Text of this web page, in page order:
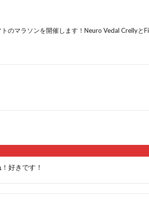
のマラソンを開催します！Neuro Vedal Crellyと
好きです！